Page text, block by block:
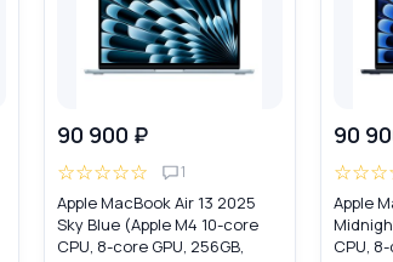
90 900 ₽
☆☆☆☆☆ 1
Apple MacBook Air 13 2025
Sky Blue (Apple M4 10-core
CPU, 8-core GPU, 256GB,
90
☆☆☆
Apple
CPU,